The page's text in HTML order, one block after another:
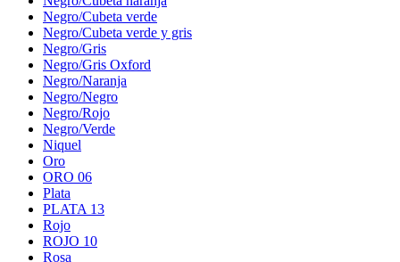
Negro/Cubeta verde
Negro/Cubeta verde y gris
Negro/Gris
Negro/Gris Oxford
Negro/Naranja
Negro/Negro
Negro/Rojo
Negro/Verde
Niquel
Oro
ORO 06
Plata
PLATA 13
Rojo
ROJO 10
Rosa